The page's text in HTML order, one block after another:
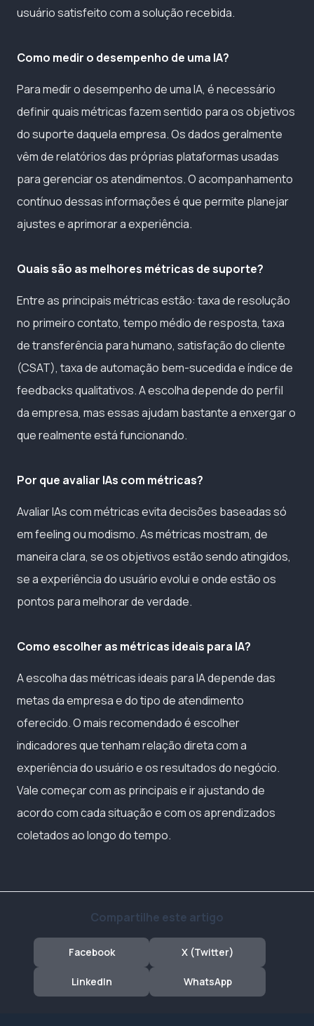
usuário satisfeito com a solução recebida.
Como medir o desempenho de uma IA?
Para medir o desempenho de uma IA, é necessário
definir quais métricas fazem sentido para os objetivos
do suporte daquela empresa. Os dados geralmente
vêm de relatórios das próprias plataformas usadas
para gerenciar os atendimentos. O acompanhamento
contínuo dessas informações é que permite planejar
ajustes e aprimorar a experiência.
Quais são as melhores métricas de suporte?
Entre as principais métricas estão: taxa de resolução
no primeiro contato, tempo médio de resposta, taxa
de transferência para humano, satisfação do cliente
(CSAT), taxa de automação bem-sucedida e índice de
feedbacks qualitativos. A escolha depende do perfil
da empresa, mas essas ajudam bastante a enxergar o
que realmente está funcionando.
Por que avaliar IAs com métricas?
Avaliar IAs com métricas evita decisões baseadas só
em feeling ou modismo. As métricas mostram, de
maneira clara, se os objetivos estão sendo atingidos,
se a experiência do usuário evolui e onde estão os
pontos para melhorar de verdade.
Como escolher as métricas ideais para IA?
A escolha das métricas ideais para IA depende das
metas da empresa e do tipo de atendimento
oferecido. O mais recomendado é escolher
indicadores que tenham relação direta com a
experiência do usuário e os resultados do negócio.
Vale começar com as principais e ir ajustando de
acordo com cada situação e com os aprendizados
coletados ao longo do tempo.
Compartilhe este artigo
Facebook X (Twitter)
LinkedIn WhatsApp